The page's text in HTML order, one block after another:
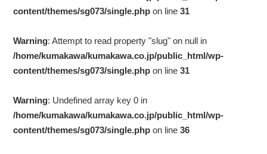
content/themes/sg073/single.php on line31
Warning: Attempt to read property "slug" on null in
/home/kumakawa/kumakawa.co.jp/public_html/wp-
content/themes/sg073/single.php on line31
Warning: Undefined array key 0 in
/home/kumakawa/kumakawa.co.jp/public_html/wp-
content/themes/sg073/single.php on line36